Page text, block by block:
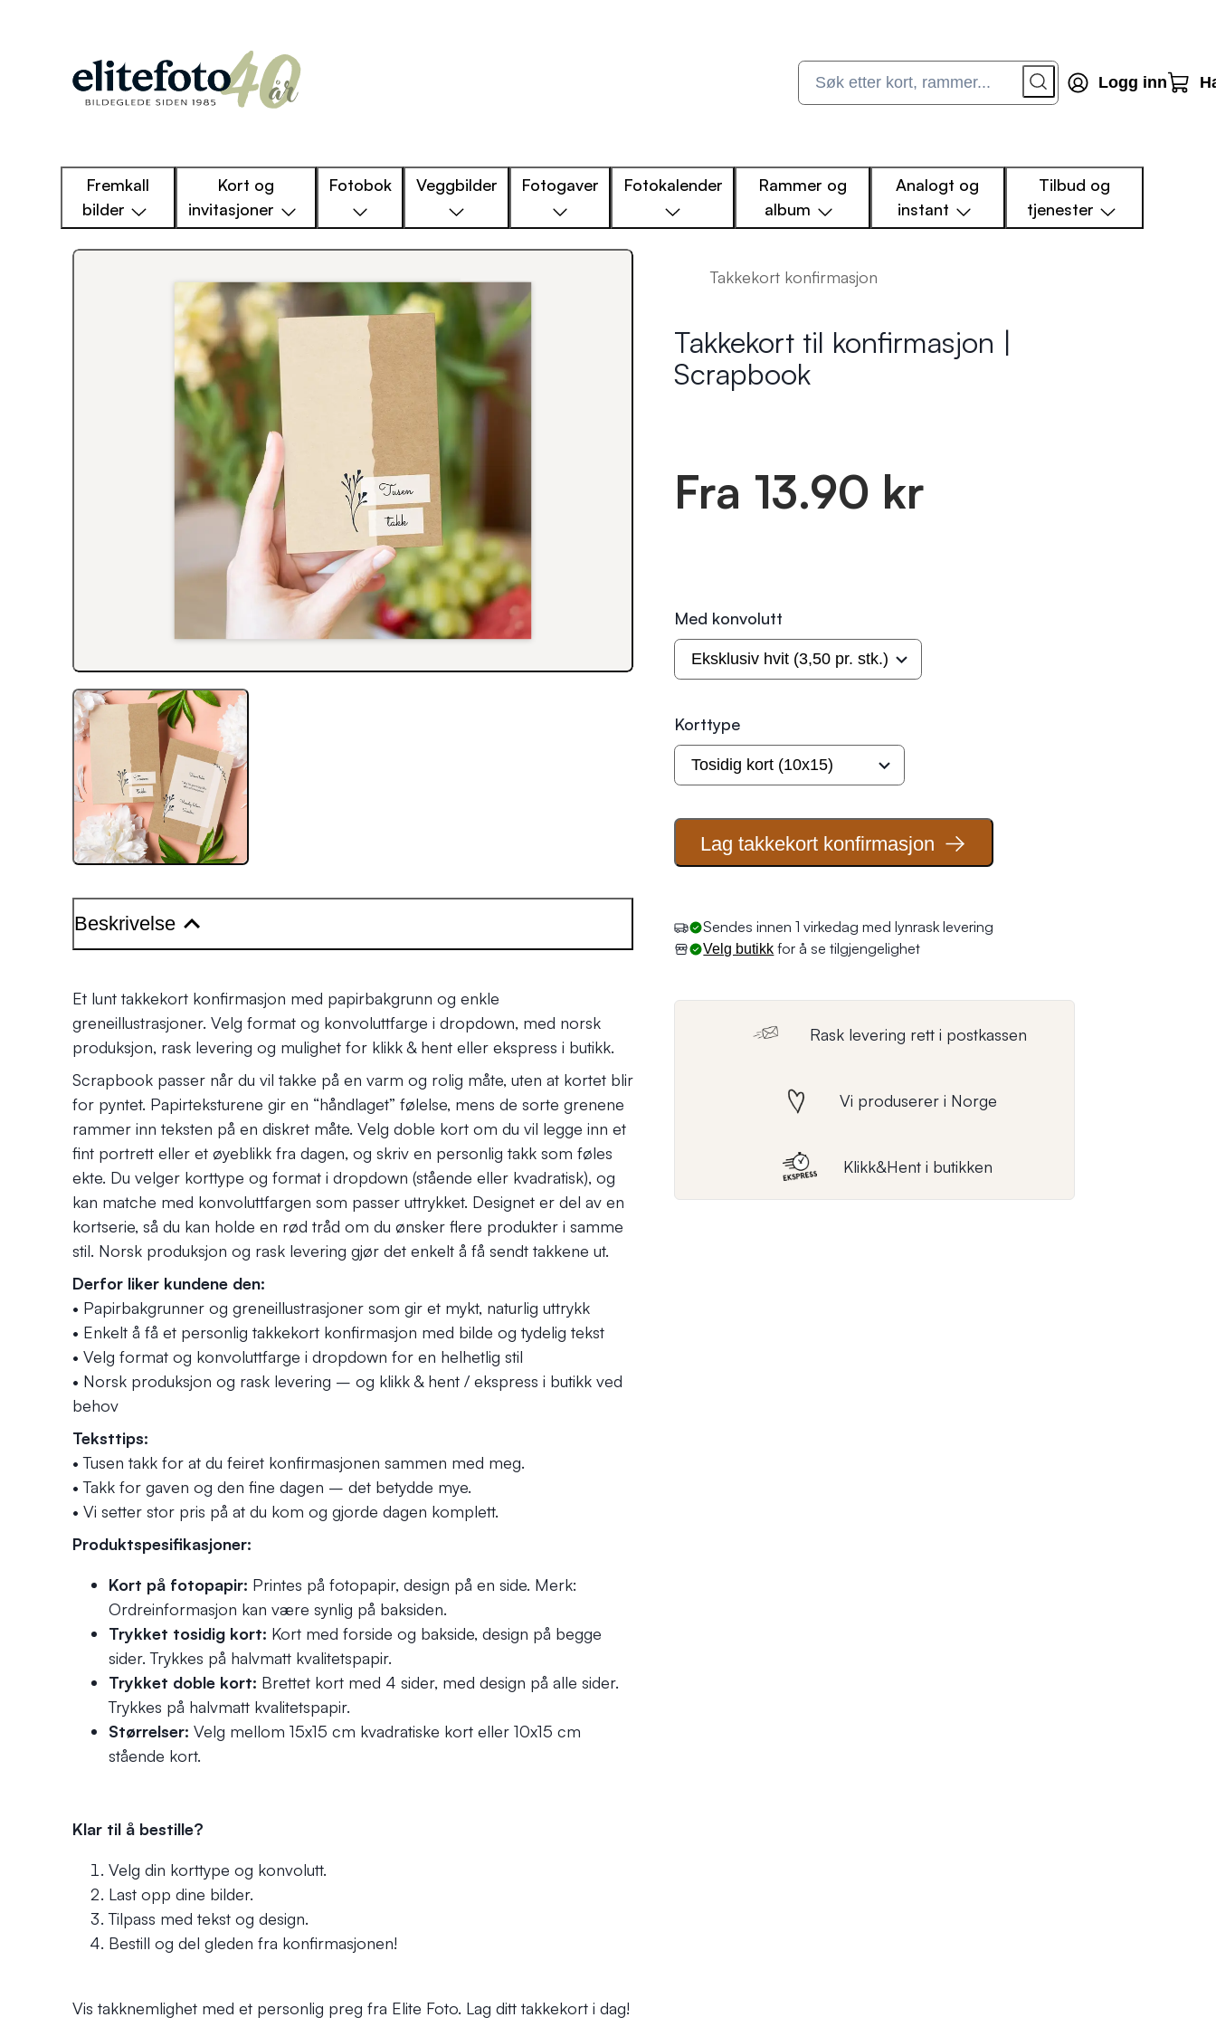
Logg inn
Fremkall
bilder
Kort og
invitasjoner
Fotobok Veggbilder Fotogaver Fotokalender
Rammer og
album
Analogt og
instant
Tilbud og
tjenester
Beskrivelse
Et lunt takkekort konfirmasjon med papirbakgrunn og enkle
greneillustrasjoner. Velg format og konvoluttfarge i dropdown, med norsk
produksjon, rask levering og mulighet for klikk & hent eller ekspress i butikk.
Scrapbook passer når du vil takke på en varm og rolig måte, uten at kortet blir
for pyntet. Papirteksturene gir en “håndlaget” følelse, mens de sorte grenene
rammer inn teksten på en diskret måte. Velg doble kort om du vil legge inn et
fint portrett eller et øyeblikk fra dagen, og skriv en personlig takk som føles
ekte. Du velger korttype og format i dropdown (stående eller kvadratisk), og
kan matche med konvoluttfargen som passer uttrykket. Designet er del av en
kortserie, så du kan holde en rød tråd om du ønsker flere produkter i samme
stil. Norsk produksjon og rask levering gjør det enkelt å få sendt takkene ut.
Derfor liker kundene den:
• Papirbakgrunner og greneillustrasjoner som gir et mykt, naturlig uttrykk
• Enkelt å få et personlig takkekort konfirmasjon med bilde og tydelig tekst
• Velg format og konvoluttfarge i dropdown for en helhetlig stil
• Norsk produksjon og rask levering – og klikk & hent / ekspress i butikk ved
behov
Teksttips:
• Tusen takk for at du feiret konfirmasjonen sammen med meg.
• Takk for gaven og den fine dagen – det betydde mye.
• Vi setter stor pris på at du kom og gjorde dagen komplett.
Produktspesifikasjoner:
Kort på fotopapir: Printes på fotopapir, design på en side. Merk:
Ordreinformasjon kan være synlig på baksiden.
Trykket tosidig kort: Kort med forside og bakside, design på begge
sider. Trykkes på halvmatt kvalitetspapir.
Trykket doble kort: Brettet kort med 4 sider, med design på alle sider.
Trykkes på halvmatt kvalitetspapir.
Størrelser: Velg mellom 15x15 cm kvadratiske kort eller 10x15 cm
stående kort.
Klar til å bestille?
Velg din korttype og konvolutt.
Last opp dine bilder.
Tilpass med tekst og design.
Bestill og del gleden fra konfirmasjonen!
Vis takknemlighet med et personlig preg fra Elite Foto. Lag ditt takkekort i dag!
Takkekort konfirmasjon
Takkekort til konfirmasjon |
Scrapbook
Fra 13.90 kr
Med konvolutt
Korttype
Lag takkekort konfirmasjon
Sendes innen 1 virkedag med lynrask levering
Velg butikk for å se tilgjengelighet
Rask levering rett i postkassen
Vi produserer i Norge
Klikk&Hent i butikken